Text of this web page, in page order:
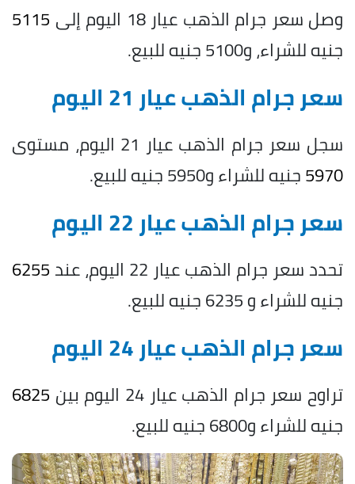
وصل سعر جرام الذهب عيار 18 اليوم إلى
5115
جنيه للشراء، و5100 جنيه للبيع.
سعر جرام الذهب عيار 21 اليوم
سجل سعر جرام الذهب عيار 21 اليوم، مستوى
5970جنيه للشراء و5950 جنيه للبيع.
سعر جرام الذهب عيار 22 اليوم
تحدد سعر جرام الذهب عيار 22 اليوم، عند
6255
جنيه للشراء و 6235 جنيه للبيع.
سعر جرام الذهب عيار 24 اليوم
تراوح سعر جرام الذهب عيار 24 اليوم بين
6825
جنيه للشراء و6800 جنيه للبيع.